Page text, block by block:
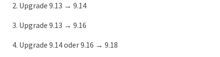
Upgrade 9.13 → 9.14
Upgrade 9.13 → 9.16
Upgrade 9.14 oder 9.16 → 9.18